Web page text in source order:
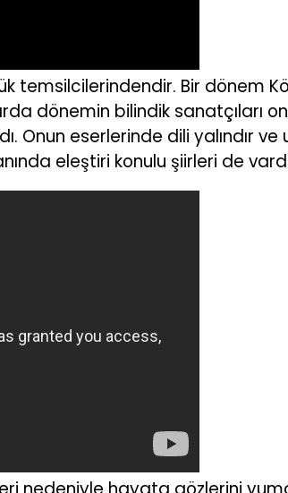
temsilcilerindendir. Bir dönem
dönemin bilindik sanatçıları
Onun eserlerinde dili yalındır
eleştiri konulu şiirleri de